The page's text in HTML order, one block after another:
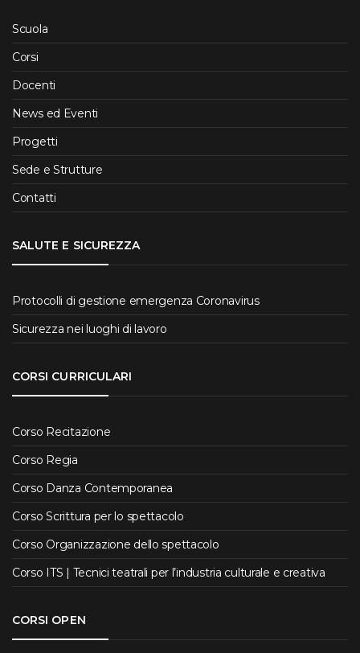
Scuola
Corsi
Docenti
News ed Eventi
Progetti
Sede e Strutture
Contatti
SALUTE E SICUREZZA
Protocolli di gestione emergenza Coronavirus
Sicurezza nei luoghi di lavoro
CORSI CURRICULARI
Corso Recitazione
Corso Regia
Corso Danza Contemporanea
Corso Scrittura per lo spettacolo
Corso Organizzazione dello spettacolo
Corso ITS | Tecnici teatrali per l’industria culturale e creativa
CORSI OPEN